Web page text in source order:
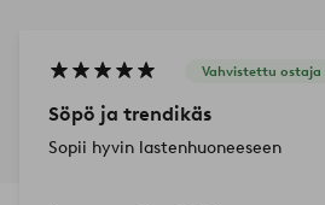
Vahvistettu ostaja
Söpö ja trendikäs
Sopii hyvin lastenhuoneeseen